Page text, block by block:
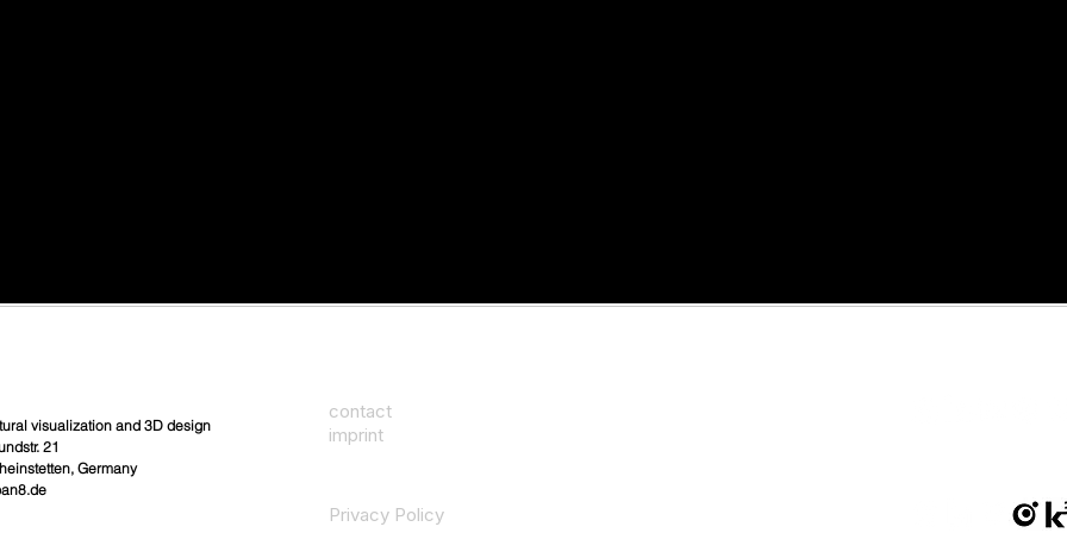
visualization and 3D design
21
Germany
contact
imprint
Privacy Policy